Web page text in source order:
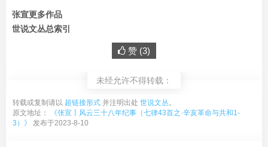
张宣更多作品
世说文丛总索引
赞 (3)
未经允许不得转载：
转载或复制请以 超链接形式 并注明出处 世说文丛。
原文地址：
《张宣丨风云三十八年纪事（七律43首之·辛亥革命与共和1-
3）》
发布于2023-8-10